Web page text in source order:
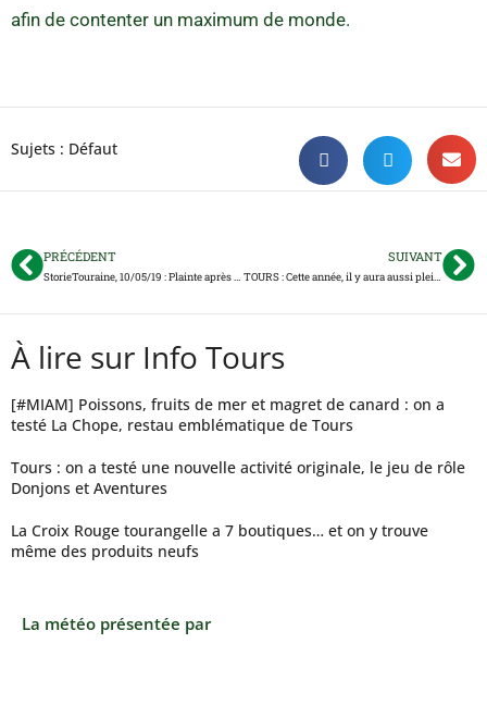
afin de contenter un maximum de monde.
Sujets : Défaut
PRÉCÉDENT
StorieTouraine, 10/05/19 : Plainte après une altercation à Bulle d’O, le Tours FC en grand danger, le TVB peut-être champion ce vendredi…
SUIVANT
TOURS : Cette année, il y aura aussi plein d’associations à Sport’Ouvertes
À lire sur Info Tours
[#MIAM] Poissons, fruits de mer et magret de canard : on a
testé La Chope, restau emblématique de Tours
Tours : on a testé une nouvelle activité originale, le jeu de rôle
Donjons et Aventures
La Croix Rouge tourangelle a 7 boutiques… et on y trouve
même des produits neufs
La météo présentée par